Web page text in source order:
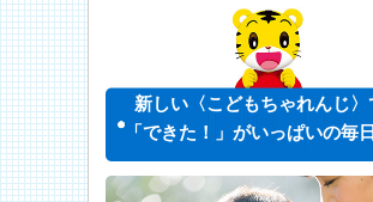
新しい〈こどもちゃれんじ〉
「できた！」がいっぱいの毎日